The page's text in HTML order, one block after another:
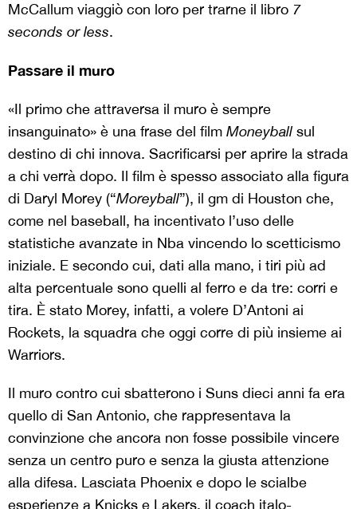
McCallum viaggiò con loro per trarne il libro 7
seconds or less.
Passare il muro
«Il primo che attraversa il muro è sempre
insanguinato» è una frase del film Moneyball sul
destino di chi innova. Sacrificarsi per aprire la strada
a chi verrà dopo. Il film è spesso associato alla figura
di Daryl Morey (“Moreyball”), il gm di Houston che,
come nel baseball, ha incentivato l’uso delle
statistiche avanzate in Nba vincendo lo scetticismo
iniziale. E secondo cui, dati alla mano, i tiri più ad
alta percentuale sono quelli al ferro e da tre: corri e
tira. È stato Morey, infatti, a volere D’Antoni ai
Rockets, la squadra che oggi corre di più insieme ai
Warriors.
Il muro contro cui sbatterono i Suns dieci anni fa era
quello di San Antonio, che rappresentava la
convinzione che ancora non fosse possibile vincere
senza un centro puro e senza la giusta attenzione
alla difesa. Lasciata Phoenix e dopo le scialbe
esperienze a Knicks e Lakers, il coach italo-